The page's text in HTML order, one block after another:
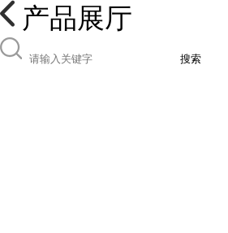
产品展厅
搜索